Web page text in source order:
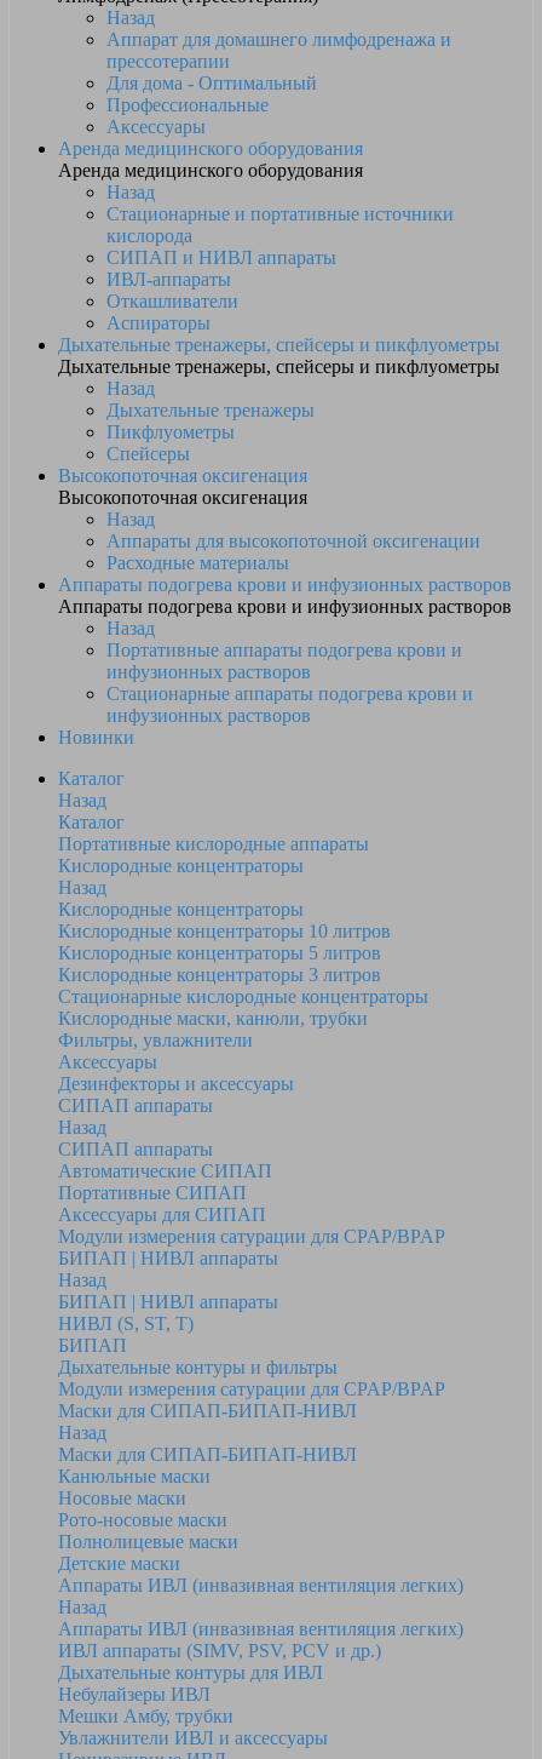
Назад
Аппарат для домашнего лимфодренажа и
прессотерапии
Для дома - Оптимальный
Профессиональные
Аксессуары
Аренда медицинского оборудования
Аренда медицинского оборудования
Назад
Стационарные и портативные источники
кислорода
СИПАП и НИВЛ аппараты
ИВЛ-аппараты
Откашливатели
Аспираторы
Дыхательные тренажеры, спейсеры и пикфлуометры
Дыхательные тренажеры, спейсеры и пикфлуометры
Назад
Дыхательные тренажеры
Пикфлуометры
Спейсеры
Высокопоточная оксигенация
Высокопоточная оксигенация
Назад
Аппараты для высокопоточной оксигенации
Расходные материалы
Аппараты подогрева крови и инфузионных растворов
Аппараты подогрева крови и инфузионных растворов
Назад
Портативные аппараты подогрева крови и
инфузионных растворов
Стационарные аппараты подогрева крови и
инфузионных растворов
Новинки
Каталог
Назад
Каталог
Портативные кислородные аппараты
Кислородные концентраторы
Назад
Кислородные концентраторы
Кислородные концентраторы 10 литров
Кислородные концентраторы 5 литров
Кислородные концентраторы 3 литров
Стационарные кислородные концентраторы
Кислородные маски, канюли, трубки
Фильтры, увлажнители
Аксессуары
Дезинфекторы и аксессуары
СИПАП аппараты
Назад
СИПАП аппараты
Автоматические СИПАП
Портативные СИПАП
Аксессуары для СИПАП
Модули измерения сатурации для CPAP/BPAP
БИПАП | НИВЛ аппараты
Назад
БИПАП | НИВЛ аппараты
НИВЛ (S, ST, T)
БИПАП
Дыхательные контуры и фильтры
Модули измерения сатурации для CPAP/BPAP
Маски для СИПАП-БИПАП-НИВЛ
Назад
Маски для СИПАП-БИПАП-НИВЛ
Канюльные маски
Носовые маски
Рото-носовые маски
Полнолицевые маски
Детские маски
Аппараты ИВЛ (инвазивная вентиляция легких)
Назад
Аппараты ИВЛ (инвазивная вентиляция легких)
ИВЛ аппараты (SIMV, PSV, PCV и др.)
Дыхательные контуры для ИВЛ
Небулайзеры ИВЛ
Мешки Амбу, трубки
Увлажнители ИВЛ и аксессуары